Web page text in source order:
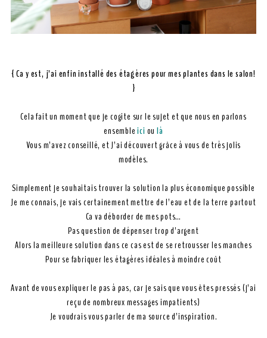
{ Ca y est, j’ai enfin installé des étagères pour mes plantes dans le salon!
}
Cela fait un moment que je cogite sur le sujet et que nous en parlons
ensemble iciou là
Vous m’avez conseillé, et J’ai découvert grâce à vous de très jolis
modèles.
Simplement je souhaitais trouver la solution la plus économique possible
Je me connais, je vais certainement mettre de l’eau et de la terre partout
Ca va déborder de mes pots…
Pas question de dépenser trop d’argent
Alors la meilleure solution dans ce cas est de se retrousser les manches
Pour se fabriquer les étagères idéales à moindre coût
Avant de vous expliquer le pas à pas, car je sais que vous êtes pressés (j’ai
reçu de nombreux messages impatients)
Je voudrais vous parler de ma source d’inspiration.